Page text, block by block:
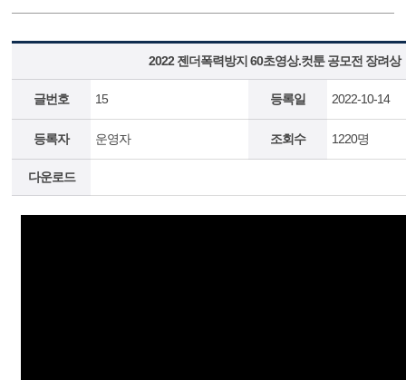
2022 젠더폭력방지 60초영상.컷툰 공모전 장려상
글번호 15 등록일 2022-10-14
등록자 운영자 조회수 1220명
다운로드